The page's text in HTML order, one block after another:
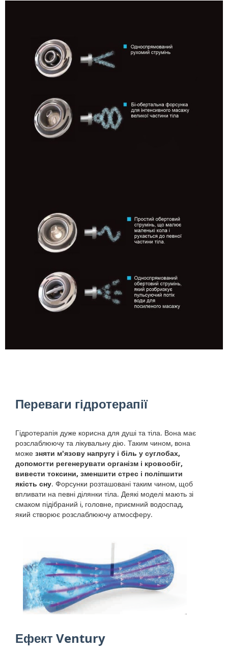
Переваги гідротерапії
Гідротерапія дуже корисна для душі та тіла. Вона має
розслаблюючу та лікувальну дію. Таким чином, вона
може зняти м'язову напругу і біль у суглобах,
допомогти регенерувати організм і кровообіг,
вивести токсини, зменшити стрес і поліпшити
якість сну. Форсунки розташовані таким чином, щоб
впливати на певні ділянки тіла. Деякі моделі мають зі
смаком підібраний і, головне, приємний водоспад,
який створює розслаблюючу атмосферу.
Ефект Ventury